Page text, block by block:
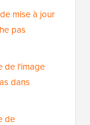
mise à jour
pas
de l'image
dans
de